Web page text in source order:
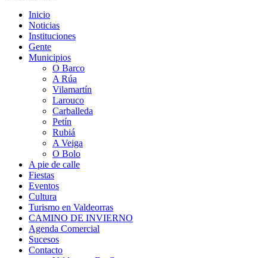
Inicio
Noticias
Instituciones
Gente
Municipios
O Barco
A Rúa
Vilamartín
Larouco
Carballeda
Petín
Rubiá
A Veiga
O Bolo
A pie de calle
Fiestas
Eventos
Cultura
Turismo en Valdeorras
CAMINO DE INVIERNO
Agenda Comercial
Sucesos
Contacto